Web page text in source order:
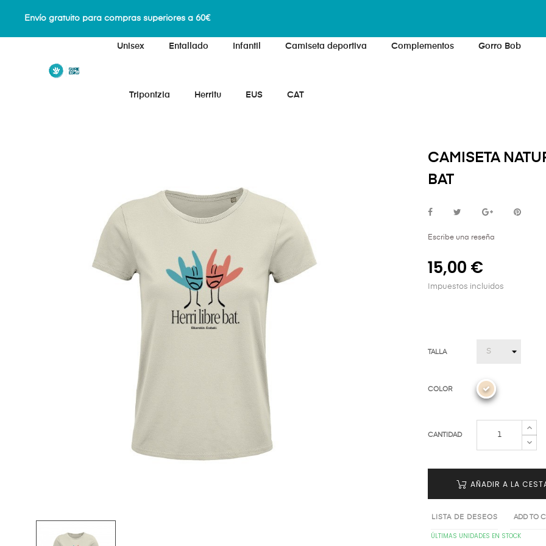
Envío gratuito para compras superiores a 60€
Unisex Entallado Infantil Camiseta deportiva Complementos Gorro Bob
Tripontzia Herritu EUS CAT
CAMISETA
BAT
Escribe una reseña
15,00 €
Impuestos incluidos
TALLA
COLOR
CANTIDAD
AÑADIR A LA
LISTA DE DESEOS ADD TO
ÚLTIMAS UNIDADES EN STOCK